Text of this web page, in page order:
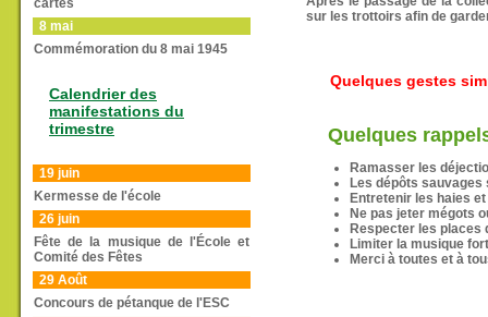
sur les trottoirs afin de
Quelques gestes
Quelques
Ramasser les
Les dépôts
Entretenir les haies
Ne pas jeter mégots
Respecter les places
Limiter la musique
Merci à toutes et à
cartes
8 mai
Commémoration du 8 mai 1945
Calendrier des
manifestations du
trimestre
19 juin
Kermesse de l'école
26 juin
Fête de la musique de l'École et
Comité des Fêtes
29 Août
Concours de pétanque de l'ESC